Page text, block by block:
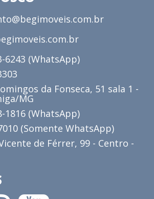
6243 (WhatsApp)
da Fonseca, 51 sala 1 -
MG
1816 (WhatsApp)
(Somente WhatsApp)
de Férrer, 99 - Centro -